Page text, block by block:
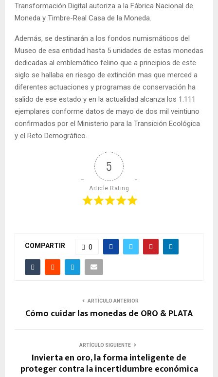
Transformación Digital autoriza a la Fábrica Nacional de
Moneda y Timbre-Real Casa de la Moneda.
Además, se destinarán a los fondos numismáticos del
Museo de esa entidad hasta 5 unidades de estas monedas
dedicadas al emblemático felino que a principios de este
siglo se hallaba en riesgo de extinción mas que merced a
diferentes actuaciones y programas de conservación ha
salido de ese estado y en la actualidad alcanza los 1.111
ejemplares conforme datos de mayo de dos mil veintiuno
confirmados por el Ministerio para la Transición Ecológica
y el Reto Demográfico.
5
Article Rating
COMPARTIR 0
ARTÍCULO ANTERIOR
Cómo cuidar las monedas de ORO & PLATA
ARTÍCULO SIGUIENTE
Invierta en oro, la forma inteligente de
proteger contra la incertidumbre económica